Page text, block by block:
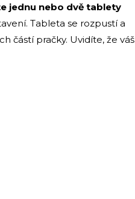
jednu nebo dvě tablety
Tableta se rozpustí a
částí pračky. Uvidíte, že váš